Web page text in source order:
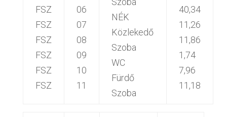
FSZ
FSZ
FSZ
FSZ
FSZ
FSZ
06
07
08
09
10
11
NÉK
Közlekedő
Szoba
WC
Fürdő
Szoba
40,34
11,26
11,86
1,74
7,96
11,18